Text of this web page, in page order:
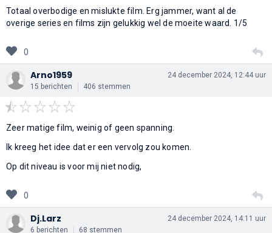
Totaal overbodige en mislukte film. Erg jammer, want al de
overige series en films zijn gelukkig wel de moeite waard. 1/5
0
Arno1959
15 berichten 406 stemmen
24 december 2024, 12:44 uur
Zeer matige film, weinig of geen spanning.
Ik kreeg het idee dat er een vervolg zou komen.
Op dit niveau is voor mij niet nodig,
0
Dj.Larz
6 berichten 68 stemmen
24 december 2024, 14:11 uur